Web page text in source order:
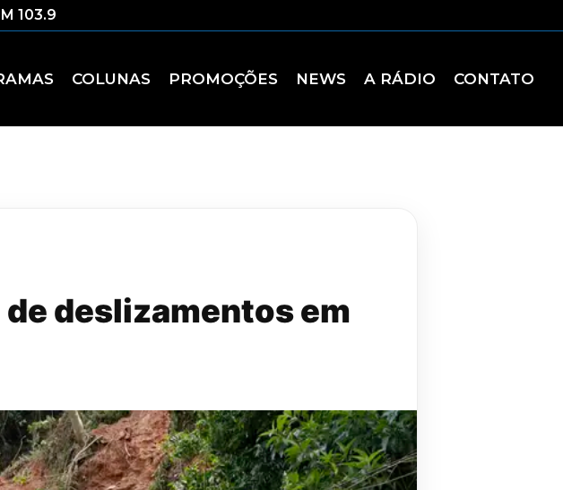
103.9
COLUNAS PROMOÇÕES NEWS A RÁDIO CONTATO
deslizamentos em